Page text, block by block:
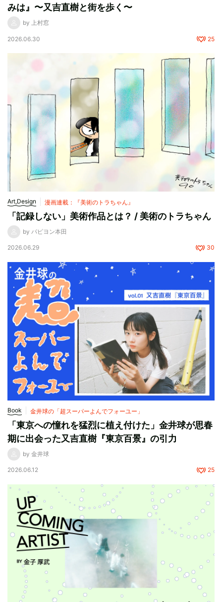
みは』〜又吉直樹と街を歩く〜
by 上村窓
2026.06.30 25
Art,Design 漫画連載：『美術のトラちゃん』
「記録しない」美術作品とは？ / 美術のトラちゃん
by パピヨン本田
2026.06.29 30
Book 金井球の「超スーパーよんでフォーユー」
「東京への憧れを猛烈に植え付けた」金井球が思春
期に出会った又吉直樹『東京百景』の引力
by 金井球
2026.06.12 25